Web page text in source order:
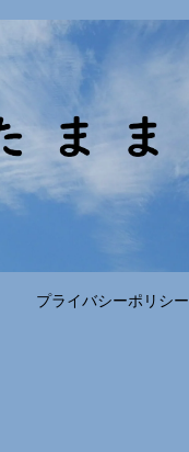
プライバシーポリシー